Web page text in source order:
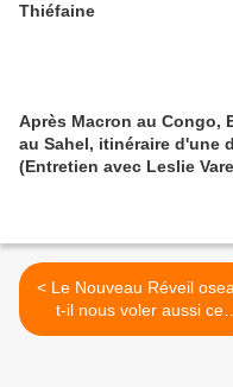
Thiéfaine
Après Macron au Congo,
au Sahel, itinéraire d'une
(Entretien avec Leslie
< Le Nouveau Réveil osea-
t-il nous voler aussi ce
dessin de Ouattara par